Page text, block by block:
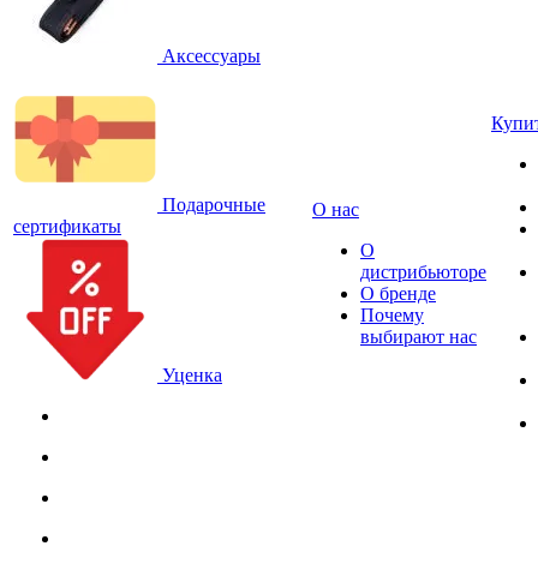
Аксессуары
Подарочные
сертификаты
Уценка
О нас
О
дистрибьюторе
О бренде
Почему
выбирают нас